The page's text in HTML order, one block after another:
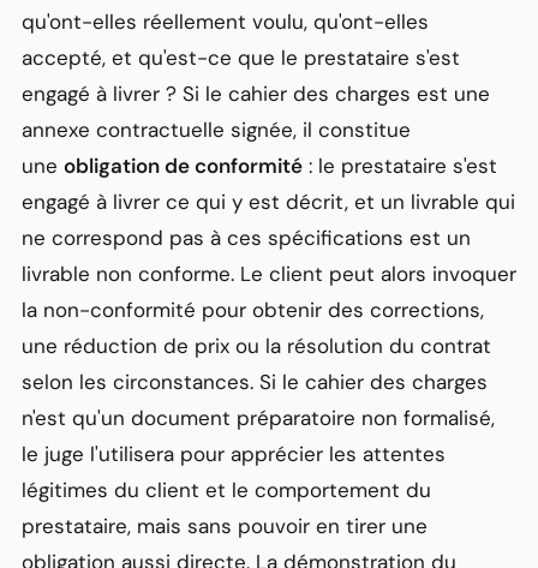
qu'ont-elles réellement voulu, qu'ont-elles
accepté, et qu'est-ce que le prestataire s'est
engagé à livrer ? Si le cahier des charges est une
annexe contractuelle signée, il constitue
une obligation de conformité: le prestataire s'est
engagé à livrer ce qui y est décrit, et un livrable qui
ne correspond pas à ces spécifications est un
livrable non conforme. Le client peut alors invoquer
la non-conformité pour obtenir des corrections,
une réduction de prix ou la résolution du contrat
selon les circonstances. Si le cahier des charges
n'est qu'un document préparatoire non formalisé,
le juge l'utilisera pour apprécier les attentes
légitimes du client et le comportement du
prestataire, mais sans pouvoir en tirer une
obligation aussi directe. La démonstration du